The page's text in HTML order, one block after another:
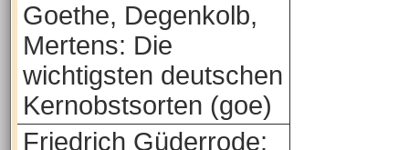
Goethe, Degenkolb,
Mertens: Die
wichtigsten deutschen
Kernobstsorten (goe)
Friedrich Güderrode: